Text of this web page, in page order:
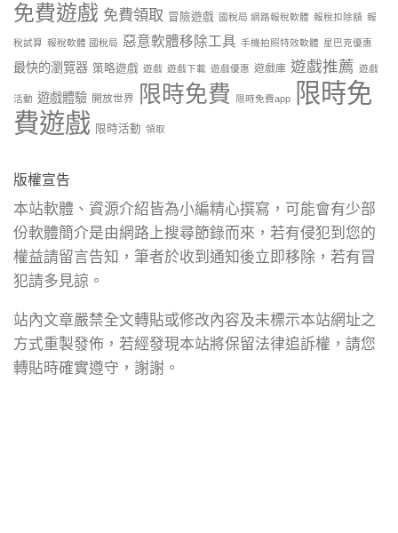
免費遊戲 免費領取 冒險遊戲 國稅局 網路報稅軟體 報稅扣除額 報
稅試算 報稅軟體 國稅局 惡意軟體移除工具 手機拍照特效軟體 星巴克優惠
最快的瀏覽器 策略遊戲 遊戲 遊戲下載 遊戲優惠 遊戲庫 遊戲推薦 遊戲
活動 遊戲體驗 開放世界 限時免費 限時免費app
限時免
費遊戲 限時活動 領取
版權宣告
本站軟體、資源介紹皆為小編精心撰寫，可能會有少部
份軟體簡介是由網路上搜尋節錄而來，若有侵犯到您的
權益請留言告知，筆者於收到通知後立即移除，若有冒
犯請多見諒。
站內文章嚴禁全文轉貼或修改內容及未標示本站網址之
方式重製發佈，若經發現本站將保留法律追訴權，請您
轉貼時確實遵守，謝謝。